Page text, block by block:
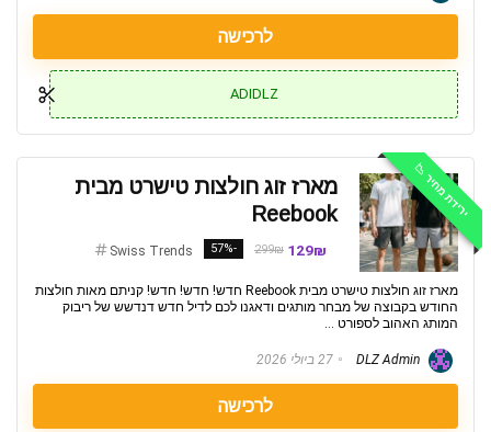
לרכישה
ADIDLZ
ירידת מחיר 📉
מארז זוג חולצות טישרט מבית
Reebook
129₪
299₪
-57%
Swiss Trends
מארז זוג חולצות טישרט מבית Reebook חדש! חדש! חדש! קניתם מאות חולצות
החודש בקבוצה של מבחר מותגים ודאגנו לכם לדיל חדש דנדשש של ריבוק
המותג האהוב לספורט ...
27 ביולי 2026
לרכישה